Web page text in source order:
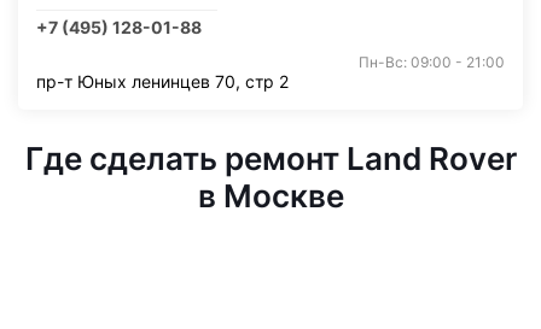
+7 (495) 128-01-88
Пн-Вс: 09:00 - 21:00
пр-т Юных ленинцев 70, стр 2
Где сделать ремонт Land Rover
в Москве